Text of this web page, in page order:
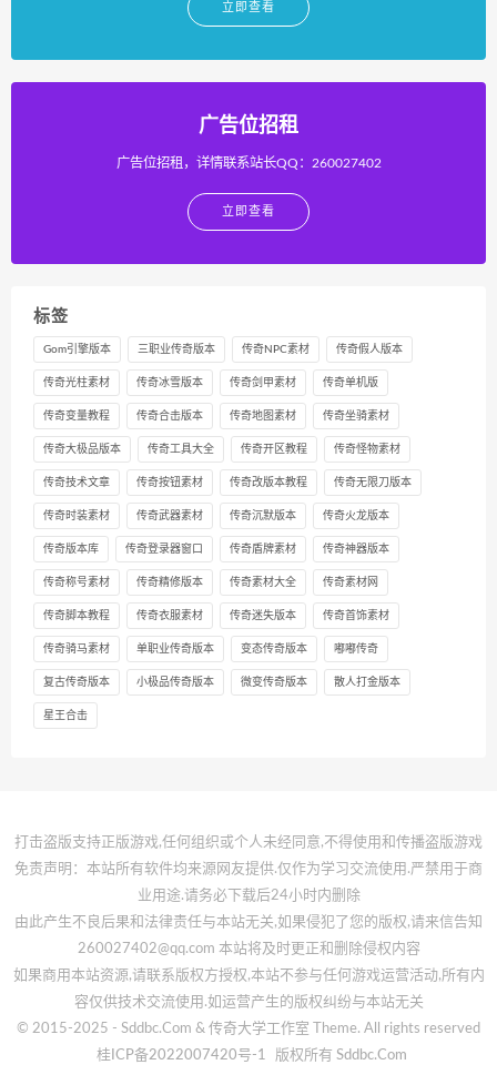
立即查看
广告位招租
广告位招租，详情联系站长QQ：260027402
立即查看
标签
Gom引擎版本 三职业传奇版本 传奇NPC素材 传奇假人版本
传奇光柱素材 传奇冰雪版本 传奇剑甲素材 传奇单机版
传奇变量教程 传奇合击版本 传奇地图素材 传奇坐骑素材
传奇大极品版本 传奇工具大全 传奇开区教程 传奇怪物素材
传奇技术文章 传奇按钮素材 传奇改版本教程 传奇无限刀版本
传奇时装素材 传奇武器素材 传奇沉默版本 传奇火龙版本
传奇版本库 传奇登录器窗口 传奇盾牌素材 传奇神器版本
传奇称号素材 传奇精修版本 传奇素材大全 传奇素材网
传奇脚本教程 传奇衣服素材 传奇迷失版本 传奇首饰素材
传奇骑马素材 单职业传奇版本 变态传奇版本 嘟嘟传奇
复古传奇版本 小极品传奇版本 微变传奇版本 散人打金版本
星王合击
打击盗版支持正版游戏,任何组织或个人未经同意,不得使用和传播盗版游戏
免责声明：本站所有软件均来源网友提供.仅作为学习交流使用.严禁用于商
业用途.请务必下载后24小时内删除
由此产生不良后果和法律责任与本站无关,如果侵犯了您的版权,请来信告知
260027402@qq.com 本站将及时更正和删除侵权内容
如果商用本站资源,请联系版权方授权,本站不参与任何游戏运营活动,所有内
容仅供技术交流使用.如运营产生的版权纠纷与本站无关
© 2015-2025 - Sddbc.Com & 传奇大学工作室 Theme. All rights reserved
桂ICP备2022007420号-1
版权所有 Sddbc.Com